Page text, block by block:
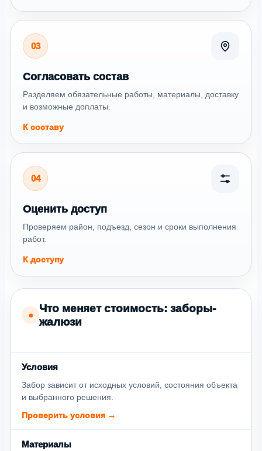
03
Согласовать состав
Разделяем обязательные работы, материалы, доставку
и возможные доплаты.
К составу
04
Оценить доступ
Проверяем район, подъезд, сезон и сроки выполнения
работ.
К доступу
●
Что меняет стоимость: заборы-
жалюзи
Условия
Забор зависит от исходных условий, состояния объекта
и выбранного решения.
Проверить условия →
Материалы